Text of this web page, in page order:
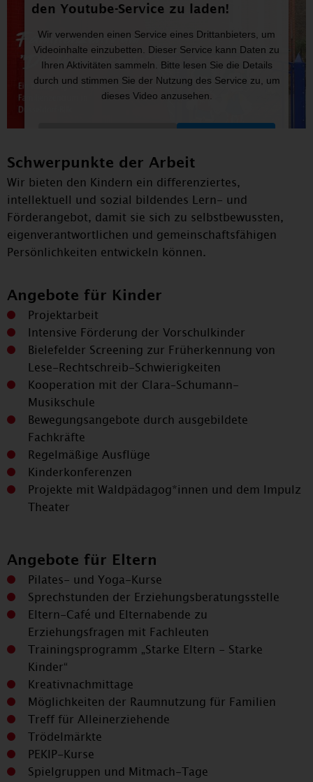
den Youtube-Service zu laden!
Wir verwenden einen Service eines Drittanbieters, um
Videoinhalte einzubetten. Dieser Service kann Daten zu
Ihren Aktivitäten sammeln. Bitte lesen Sie die Details
durch und stimmen Sie der Nutzung des Service zu, um
dieses Video anzusehen.
Powered byUsercentrics Consent Management
Platform
Schwerpunkte der Arbeit
Wir bieten den Kindern ein differenziertes,
intellektuell und sozial bildendes Lern- und
Förderangebot, damit sie sich zu selbstbewussten,
eigenverantwortlichen und gemeinschaftsfähigen
Persönlichkeiten entwickeln können.
Angebote für Kinder
Projektarbeit
Intensive Förderung der Vorschulkinder
Bielefelder Screening zur Früherkennung von
Lese-Rechtschreib-Schwierigkeiten
Kooperation mit der Clara–Schumann-
Musikschule
Bewegungsangebote durch ausgebildete
Fachkräfte
Regelmäßige Ausflüge
Kinderkonferenzen
Projekte mit Waldpädagog*innen und dem Impulz
Theater
Angebote für Eltern
Pilates- und Yoga-Kurse
Sprechstunden der Erziehungsberatungsstelle
Eltern-Café und Elternabende zu
Erziehungsfragen mit Fachleuten
Trainingsprogramm „Starke Eltern - Starke
Kinder“
Kreativnachmittage
Möglichkeiten der Raumnutzung für Familien
Treff für Alleinerziehende
Trödelmärkte
PEKIP-Kurse
Spielgruppen und Mitmach-Tage